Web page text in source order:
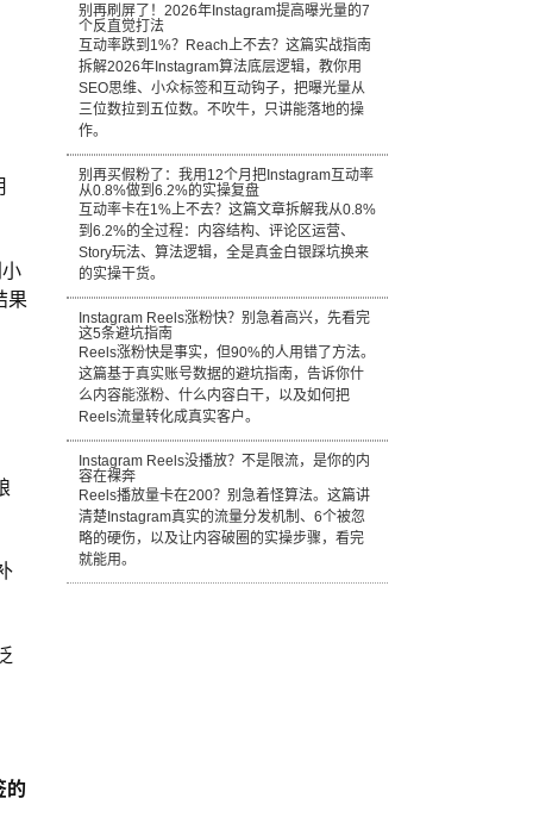
果
的
别再刷屏了！2026年Instagram提高曝光量的7
个反直觉打法
互动率跌到1%？Reach上不去？这篇实战指南
拆解2026年Instagram算法底层逻辑，教你用
SEO思维、小众标签和互动钩子，把曝光量从
三位数拉到五位数。不吹牛，只讲能落地的操
作。
别再买假粉了：我用12个月把Instagram互动率
从0.8%做到6.2%的实操复盘
互动率卡在1%上不去？这篇文章拆解我从0.8%
到6.2%的全过程：内容结构、评论区运营、
Story玩法、算法逻辑，全是真金白银踩坑换来
的实操干货。
Instagram Reels涨粉快？别急着高兴，先看完
这5条避坑指南
Reels涨粉快是事实，但90%的人用错了方法。
这篇基于真实账号数据的避坑指南，告诉你什
么内容能涨粉、什么内容白干，以及如何把
Reels流量转化成真实客户。
Instagram Reels没播放？不是限流，是你的内
容在裸奔
Reels播放量卡在200？别急着怪算法。这篇讲
清楚Instagram真实的流量分发机制、6个被忽
略的硬伤，以及让内容破圈的实操步骤，看完
就能用。